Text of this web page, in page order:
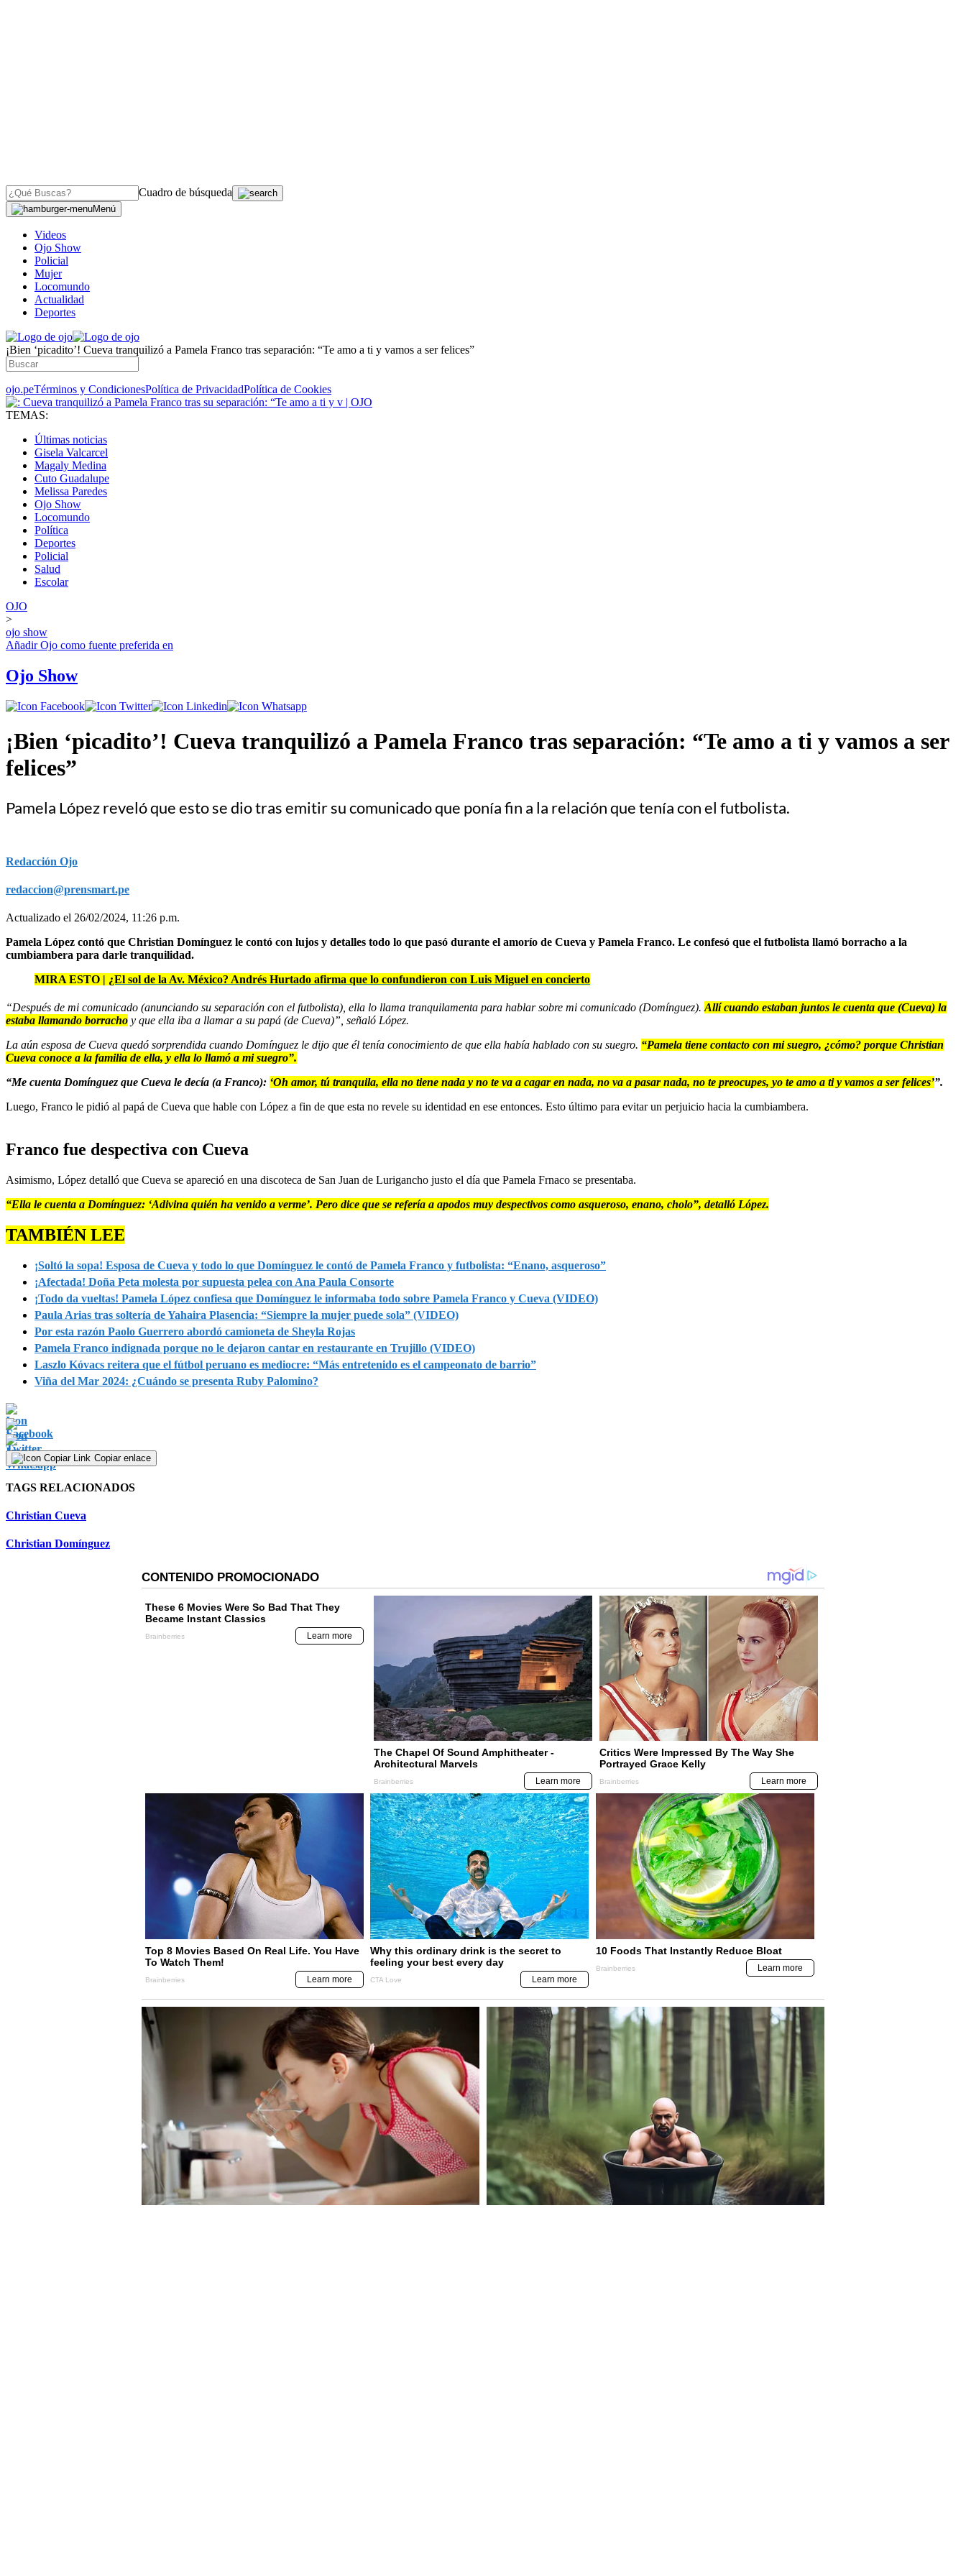
Cuadro de búsqueda
Menú
Videos
Ojo Show
Policial
Mujer
Locomundo
Actualidad
Deportes
¡Bien ‘picadito’! Cueva tranquilizó a Pamela Franco tras separación: “Te amo a ti y vamos a ser felices”
ojo.peTérminos y CondicionesPolítica de PrivacidadPolítica de Cookies
TEMAS:
Últimas noticias
Gisela Valcarcel
Magaly Medina
Cuto Guadalupe
Melissa Paredes
Ojo Show
Locomundo
Política
Deportes
Policial
Salud
Escolar
OJO
>
ojo show
AñadirOjo como fuente preferida en
Ojo Show
¡Bien ‘picadito’! Cueva tranquilizó a Pamela Franco tras separación: “Te amo a ti y vamos a ser
felices”
Pamela López reveló que esto se dio tras emitir su comunicado que ponía fin a la relación que tenía con el futbolista.
Redacción Ojo
redaccion@prensmart.pe
Actualizado el 26/02/2024, 11:26 p.m.
Pamela López contó que Christian Domínguez le contó con lujos y detalles todo lo que pasó durante el amorío de Cueva y Pamela Franco. Le confesó que el futbolista llamó borracho a la
cumbiambera para darle tranquilidad.
MIRA ESTO | ¿El sol de la Av. México? Andrés Hurtado afirma que lo confundieron con Luis Miguel en concierto
“Después de mi comunicado (anunciando su separación con el futbolista), ella lo llama tranquilamenta para hablar sobre mi comunicado (Domínguez). Allí cuando estaban juntos le cuenta que (Cueva) la
estaba llamando borracho y que ella iba a llamar a su papá (de Cueva)”, señaló López.
La aún esposa de Cueva quedó sorprendida cuando Domínguez le dijo que él tenía conocimiento de que ella había hablado con su suegro. “Pamela tiene contacto con mi suegro, ¿cómo? porque Christian
Cueva conoce a la familia de ella, y ella lo llamó a mi suegro”.
“Me cuenta Domínguez que Cueva le decía (a Franco): ‘Oh amor, tú tranquila, ella no tiene nada y no te va a cagar en nada, no va a pasar nada, no te preocupes, yo te amo a ti y vamos a ser felices’”.
Luego, Franco le pidió al papá de Cueva que hable con López a fin de que esta no revele su identidad en ese entonces. Esto último para evitar un perjuicio hacia la cumbiambera.
Franco fue despectiva con Cueva
Asimismo, López detalló que Cueva se apareció en una discoteca de San Juan de Lurigancho justo el día que Pamela Frnaco se presentaba.
“Ella le cuenta a Domínguez: ‘Adivina quién ha venido a verme’. Pero dice que se refería a apodos muy despectivos como asqueroso, enano, cholo”, detalló López.
TAMBIÉN LEE
¡Soltó la sopa! Esposa de Cueva y todo lo que Domínguez le contó de Pamela Franco y futbolista: “Enano, asqueroso”
¡Afectada! Doña Peta molesta por supuesta pelea con Ana Paula Consorte
¡Todo da vueltas! Pamela López confiesa que Domínguez le informaba todo sobre Pamela Franco y Cueva (VIDEO)
Paula Arias tras soltería de Yahaira Plasencia: “Siempre la mujer puede sola” (VIDEO)
Por esta razón Paolo Guerrero abordó camioneta de Sheyla Rojas
Pamela Franco indignada porque no le dejaron cantar en restaurante en Trujillo (VIDEO)
Laszlo Kóvacs reitera que el fútbol peruano es mediocre: “Más entretenido es el campeonato de barrio”
Viña del Mar 2024: ¿Cuándo se presenta Ruby Palomino?
Copiar enlace
TAGS RELACIONADOS
Christian Cueva
Christian Domínguez